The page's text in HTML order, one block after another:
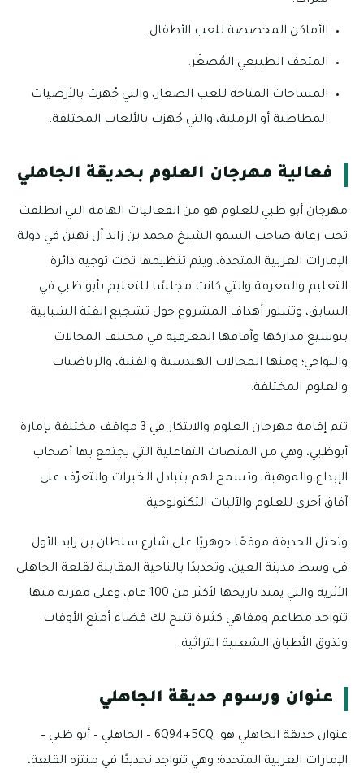
الأماكن المخصصة للعب الأطفال.
المتحف الطبيعي المُصغّر.
المساحات المتاحة للعب الصغار، والتي جُهزت بالأرضيات
المطاطية أو الرملية، والتي جُهزت بالألعاب المختلفة.
فعالية مهرجان العلوم بحديقة الجاهلي
مهرجان أبو ظبي للعلوم هو من الفعاليات الهامة التي انطلقت
تحت رعاية صاحب السمو الشيخ محمد بن زايد آل نهين في دولة
الإمارات العربية المتحدة، ويتم تنظيمها تحت توجيه دائرة
التعليم والمعرفة والتي كانت مجلسًا للتعليم بأبو ظبي في
السابق، وتتبلور أهداف المشروع حول تشجيع الفئة الشبابية
بتوسيع مداركها وآفاقها المعرفية في مختلف المجالات
والنواحي؛ ومنها المجالات الهندسية والفنية، والرياضيات
والعلوم المختلفة.
تتم إقامة مهرجان العلوم والابتكار في 3 مواقف مختلفة بإمارة
أبوظبي، وهي من المنصات التفاعلية التي يجتمع بها أصحاب
الإبداع والموهبة، وتسمح لهم بتبادل الخبرات والتعرّف على
آفاق أخرى للعلوم والآليات التكنولوجية.
وتحتل الحديقة موقعًا جوهريًا على شارع سلطان بن زايد الأول
في وسط مدينة العين، وتحديدًا بالناحية المقابلة لقلعة الجاهلي
الأثرية والتي يمتد تاريخها لأكثر من 100 عام، وعلى مقربة منها
تتواجد مطاعم ومقاهي كثيرة تتيح لك قضاء أمتع الأوقات
وتذوق الأطباق الشعبية التراثية.
عنوان ورسوم حديقة الجاهلي
عنوان حديقة الجاهلي هو: 6Q94+5CQ – الجاهلي – أبو ظبي –
الإمارات العربية المتحدة؛ وهي تتواجد تحديدًا في منتزه القلعة،